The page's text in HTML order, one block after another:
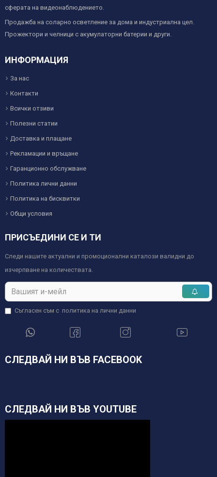
сферата на видеонаблюдението.
Продажба на соларно осветление за дома и индустриална цел.
Прожектори и челници с акумулаторни батерии и други.
ИНФОРМАЦИЯ
За нас
Контакти
Всички отзиви
Полезни статии
Доставка и плащане
Рекламации и връщане
Гаранционно обслужване
Политика лични данни
Политика на бисквитки
Общи условия
ПРИСЪЕДИНИ СЕ И ТИ
Следи нашите актуални и промоционални каталози валидни до
изчерпване на количествата.
Съгласен съм с политика на лични данни
СЛЕДВАЙ НИ ВЪВ FACEBOOK
СЛЕДВАЙ НИ ВЪВ YOUTUBE